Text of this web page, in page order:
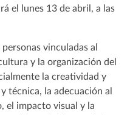
el lunes 13 de abril, a las
vinculadas al
y la organización del
la creatividad y
técnica, la adecuación al
el impacto visual y la